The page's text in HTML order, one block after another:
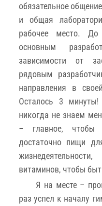
обязательное
и общая
рабочее место.
основным
зависимости от
рядовым
направления в
Осталось 3
никогда не знаем
– главное, чтобы
достаточно пищи
витаминов, чтобы
Я на месте –
раз успел к началу